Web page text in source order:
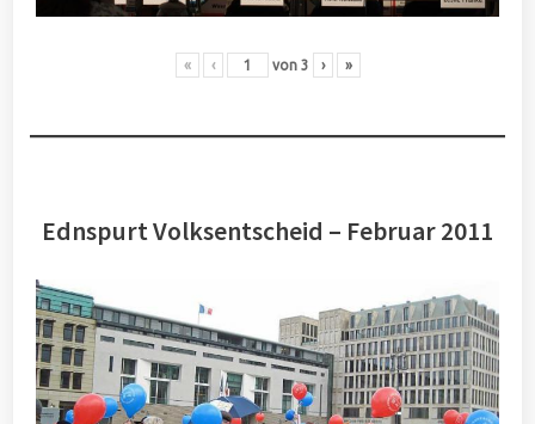
« ‹ von 3 › »
Ednspurt Volksentscheid – Februar 2011